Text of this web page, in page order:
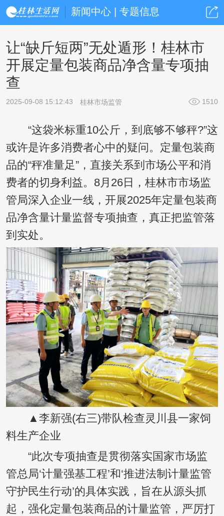
新闻中心 | 专题信息
让“缺斤短两”无处遁形！桂林市
开展定量包装商品净含量专项抽
查
2025-09-08 15:12:43 桂林市场监管 1510
“这袋米标重10公斤，到底够不够秤?”这
或许是许多消费者心中的疑问。定量包装商
品的“秤准量足”，直接关系到市场公平和消
费者的切身利益。8月26日，桂林市市场监
管局深入企业一线，开展2025年定量包装商
品净含量计量监督专项抽查，真正把监管落
到实处。
▲李新强(右三)带队检查灵川县一家饲
料生产企业
“此次专项抽查是贯彻落实国家市场监
管总局‘计量强基工程’和‘推进法制计量监管
守护民生行动’的具体实践，旨在从源头抓
起，强化定量包装商品的计量监管，严厉打